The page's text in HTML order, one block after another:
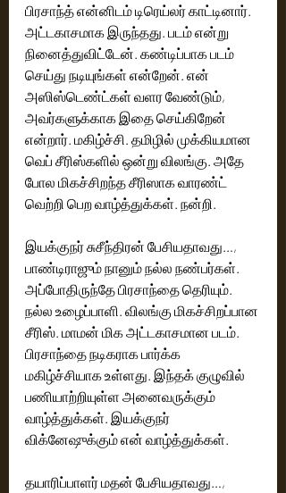
பிரசாந்த் என்னிடம் டிரெய்லர் காட்டினார்.
அட்டகாசமாக இருந்தது. படம் என்று
நினைத்துவிட்டேன். கண்டிப்பாக படம்
செய்து நடியுங்கள் என்றேன். என்
அஸிஸ்டெண்ட்கள் வளர வேண்டும்,
அவர்களுக்காக இதை செய்கிறேன்
என்றார். மகிழ்ச்சி. தமிழில் முக்கியமான
வெப் சீரிஸ்களில் ஒன்று விலங்கு. அதே
போல மிகச்சிறந்த சீரிஸாக வாரண்ட்
வெற்றி பெற வாழ்த்துக்கள். நன்றி.
இயக்குநர் சுசீந்திரன் பேசியதாவது…,
பாண்டிராஜும் நானும் நல்ல நண்பர்கள்.
அப்போதிருந்தே பிரசாந்தை தெரியும்.
நல்ல உழைப்பாளி. விலங்கு மிகச்சிறப்பான
சீரிஸ். மாமன் மிக அட்டகாசமான படம்.
பிரசாந்தை நடிகராக பார்க்க
மகிழ்ச்சியாக உள்ளது. இந்தக் குழுவில்
பணியாற்றியுள்ள அனைவருக்கும்
வாழ்த்துக்கள். இயக்குநர்
விக்னேஷுக்கும் என் வாழ்த்துக்கள்.
தயாரிப்பாளர் மதன் பேசியதாவது…,